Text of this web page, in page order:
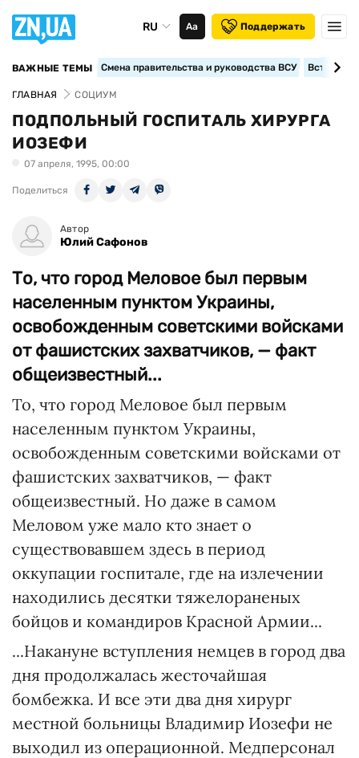
RU Аа Поддержать
ВАЖНЫЕ ТЕМЫ Смена правительства и руководства ВСУ
ГЛАВНАЯ СОЦИУМ
ПОДПОЛЬНЫЙ ГОСПИТАЛЬ ХИРУРГА
ИОЗЕФИ
07 апреля, 1995, 00:00
Поделиться
Автор
Юлий Сафонов
То, что город Меловое был первым
населенным пунктом Украины,
освобожденным советскими войсками
от фашистских захватчиков, — факт
общеизвестный...
То, что город Меловое был первым
населенным пунктом Украины,
освобожденным советскими войсками от
фашистских захватчиков, — факт
общеизвестный. Но даже в самом
Меловом уже мало кто знает о
существовавшем здесь в период
оккупации госпитале, где на излечении
находились десятки тяжелораненых
бойцов и командиров Красной Армии...
...Накануне вступления немцев в город два
дня продолжалась жесточайшая
бомбежка. И все эти два дня хирург
местной больницы Владимир Иозефи не
выходил из операционной. Медперсонал